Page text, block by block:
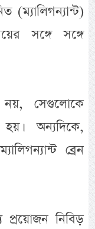
(ম্যালিগন্যান্ট)
সঙ্গে সঙ্গে
নয়, সেগুলোকে
অন্যদিকে,
ব্রেন
প্রয়োজন নিবিড়